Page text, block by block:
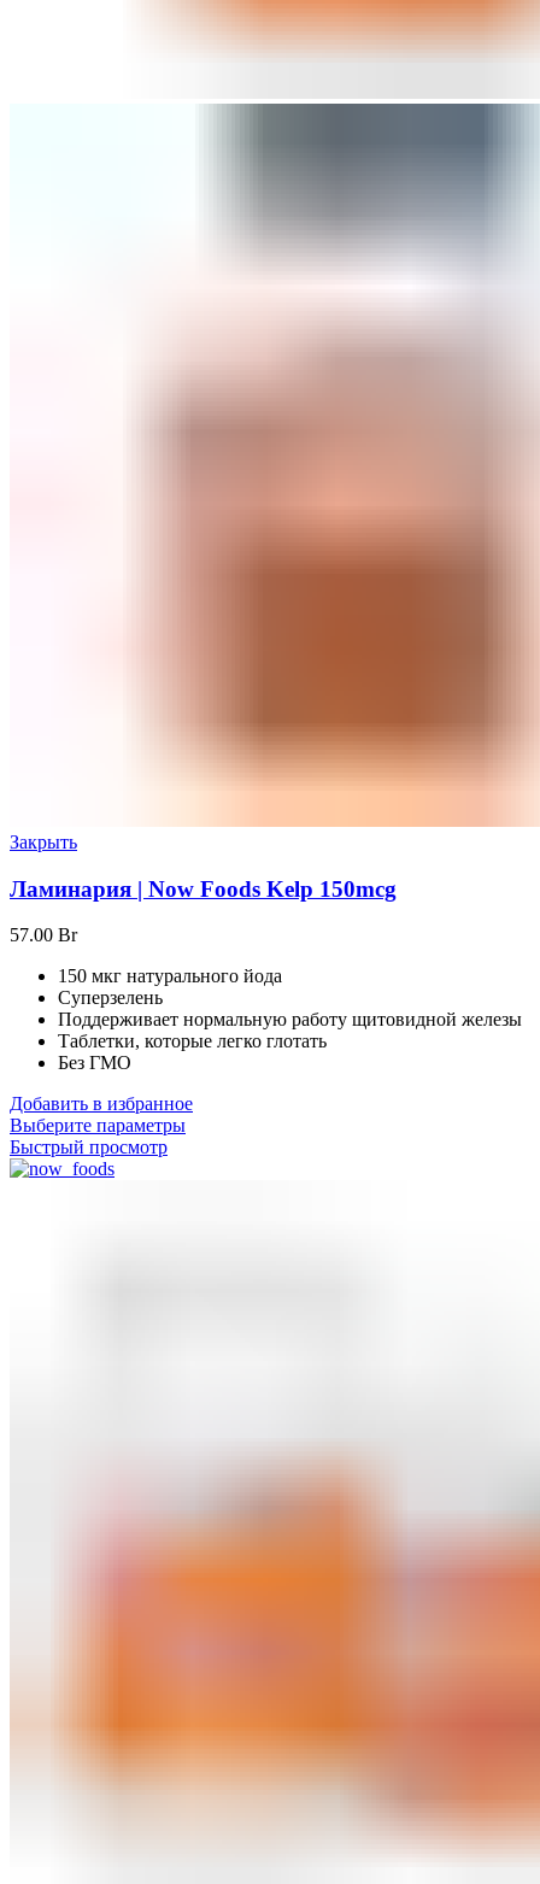
Закрыть
Ламинария | Now Foods Kelp 150mcg
57.00 Br
150 мкг натурального йода
Суперзелень
Поддерживает нормальную работу щитовидной железы
Таблетки, которые легко глотать
Без ГМО
Добавить в избранное
Выберите параметры
Быстрый просмотр